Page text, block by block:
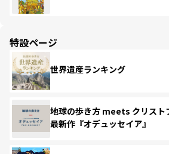
特設ページ
世界遺産ランキング
地球の歩き方 meets クリスト
最新作『オデュッセイア』